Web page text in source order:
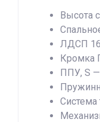
Высота
ЛДСП
Кромка
ППУ, S